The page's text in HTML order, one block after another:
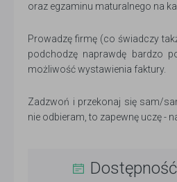
oraz egzaminu maturalnego na
Prowadzę firmę (co świadczy
podchodzę naprawdę bardzo
możliwość wystawienia faktury.
Zadzwoń i przekonaj się sam/
nie odbieram, to zapewnę uczę -
Dostępność